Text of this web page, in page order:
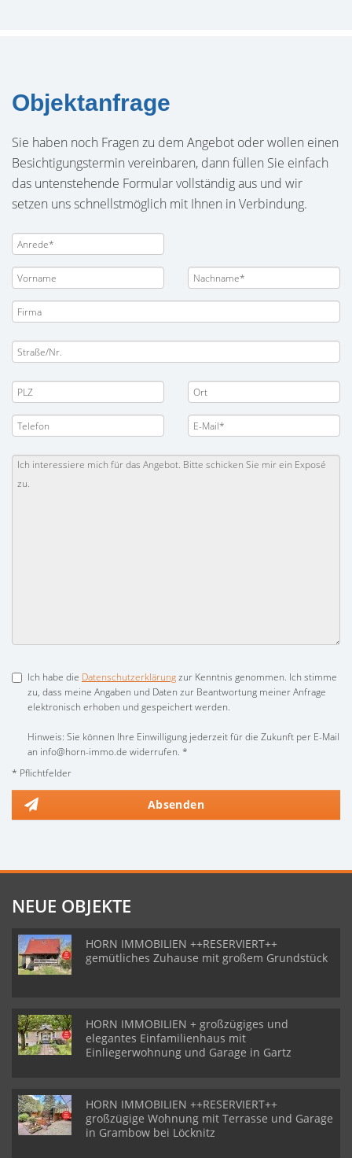
Objektanfrage
Sie haben noch Fragen zu dem Angebot oder wollen einen
Besichtigungstermin vereinbaren, dann füllen Sie einfach
das untenstehende Formular vollständig aus und wir
setzen uns schnellstmöglich mit Ihnen in Verbindung.
Ich habe die Datenschutzerklärungzur Kenntnis genommen. Ich stimme
zu, dass meine Angaben und Daten zur Beantwortung meiner Anfrage
elektronisch erhoben und gespeichert werden.
Hinweis: Sie können Ihre Einwilligung jederzeit für die Zukunft per E-Mail
an info@horn-immo.de widerrufen. *
* Pflichtfelder
Absenden
NEUE OBJEKTE
HORN IMMOBILIEN ++RESERVIERT++
gemütliches Zuhause mit großem Grundstück
HORN IMMOBILIEN + großzügiges und
elegantes Einfamilienhaus mit
Einliegerwohnung und Garage in Gartz
HORN IMMOBILIEN ++RESERVIERT++
großzügige Wohnung mit Terrasse und Garage
in Grambow bei Löcknitz